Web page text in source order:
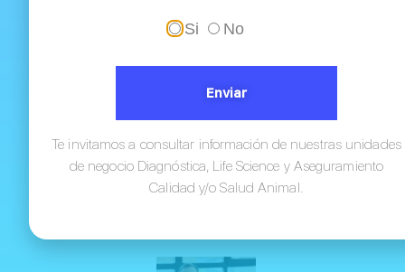
¿Sabías que el
Ministerio de
proyecto de
resolución que
establecerá los
Si No
Enviar
Te invitamos a consultar información de nuestras unidades
de negocio Diagnóstica, Life Science y Aseguramiento
Calidad y/o Salud Animal.